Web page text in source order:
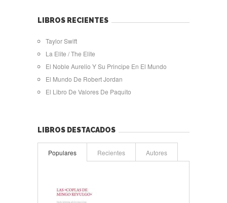
LIBROS RECIENTES
Taylor Swift
La Elite / The Elite
El Noble Aurelio Y Su Principe En El Mundo
El Mundo De Robert Jordan
El Libro De Valores De Paquito
LIBROS DESTACADOS
Populares Recientes Autores